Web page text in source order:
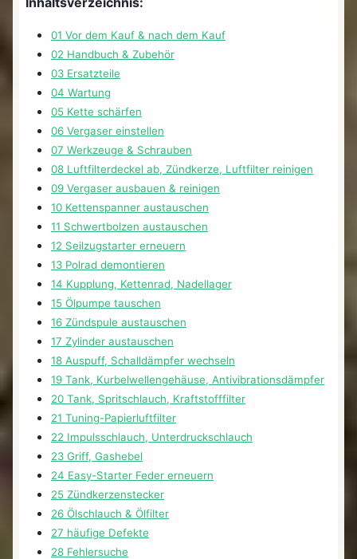
01 Vor dem Kauf & nach dem Kauf
02 Handbuch & Zubehör
03 Ersatzteile
04 Wartung
05 Kette schärfen
06 Vergaser einstellen
07 Werkzeuge & Schrauben
08 Luftfilterdeckel ab, Zündkerze, Luftfilter reinigen
09 Vergaser ausbauen & reinigen
10 Kettenspanner austauschen
11 Schwertbolzen austauschen
12 Seilzugstarter erneuern
13 Polrad demontieren
14 Kupplung, Kettenrad, Nadellager
15 Ölpumpe tauschen
16 Zündspule austauschen
17 Zylinder austauschen
18 Auspuff, Schalldämpfer wechseln
19 Tank, Kurbelwellengehäuse, Antivibrationsdämpfer
20 Tank, Spritschlauch, Kraftstofffilter
21 Tuning-Papierluftfilter
22 Impulsschlauch, Unterdruckschlauch
23 Griff, Gashebel
24 Easy-Starter Feder erneuern
25 Zündkerzenstecker
26 Ölschlauch & Ölfilter
27 häufige Defekte
28 Fehlersuche